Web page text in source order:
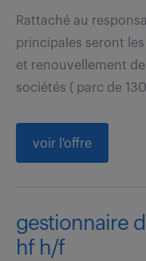
Rattaché au
principales seront
et renouvellement
sociétés ( parc de
voir l'offre
gestionnaire
hf h/f